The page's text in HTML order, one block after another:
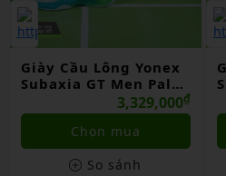
Giày Cầu Lông Yonex
Subaxia GT Women
Grayish Green Chính
Hãng
3,329,000
Chọn mua
So sánh